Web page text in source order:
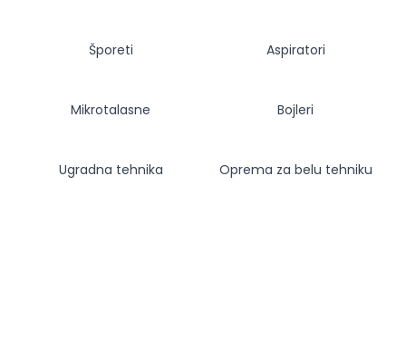
Šporeti Aspiratori
Mikrotalasne Bojleri
Ugradna tehnika Oprema za belu tehniku